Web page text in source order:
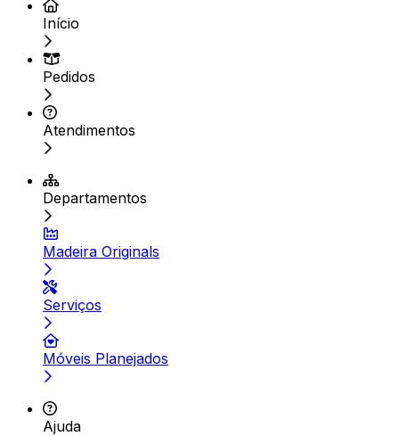
Início
Pedidos
Atendimentos
Departamentos
Madeira Originals
Serviços
Móveis Planejados
Ajuda